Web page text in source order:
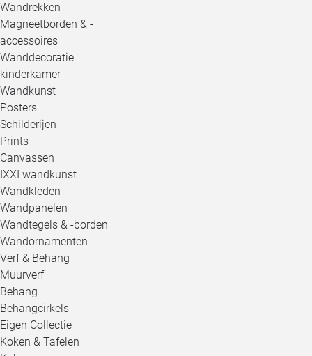
Wandrekken
Magneetborden & -
accessoires
Wanddecoratie
kinderkamer
Wandkunst
Posters
Schilderijen
Prints
Canvassen
IXXI wandkunst
Wandkleden
Wandpanelen
Wandtegels & -borden
Wandornamenten
Verf & Behang
Muurverf
Behang
Behangcirkels
Eigen Collectie
Koken & Tafelen